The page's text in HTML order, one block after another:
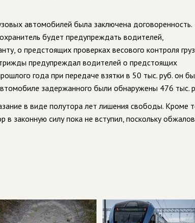
автомобилей была заключена договоренность.
будет предупреждать водителей,
о предстоящих проверках весового контроля
предупреждал водителей о предстоящих
года при передаче взятки в 50 тыс. руб. он
задержанного были обнаружены 476 тыс.
в виде полутора лет лишения свободы. Кроме
законную силу пока не вступил, поскольку